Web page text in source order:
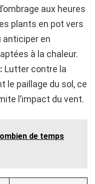
aux heures
plants en pot vers
anticiper en
à la chaleur.
Lutter contre la
le paillage du sol, ce
l’impact du vent.
de temps